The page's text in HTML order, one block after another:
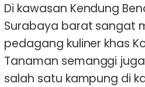
Di kawasan Kendung
Surabaya barat sangat
pedagang kuliner khas
Tanaman semanggi
salah satu kampung di